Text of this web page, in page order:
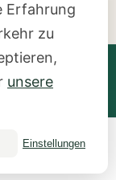
and
(CMC) · NLP
Years) ·
Erfahrung
zu
unsere
Einstellungen